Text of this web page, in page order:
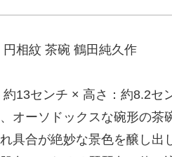
相紋 茶碗 鶴田純久作
13センチ × 高さ：約8.2セ
オーソドックスな碗形の茶
具合が絶妙な景色を醸し出